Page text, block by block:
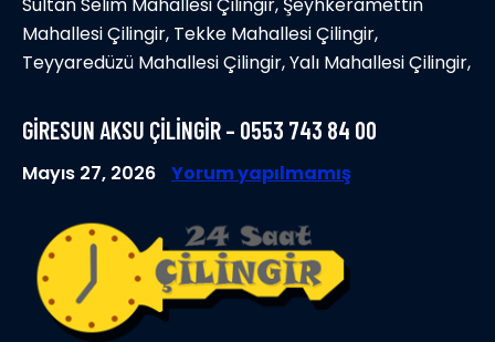
Mahallesi Çilingir, Tekke Mahallesi Çilingir,
Teyyaredüzü Mahallesi Çilingir, Yalı Mahallesi Çilingir,
GİRESUN AKSU ÇİLİNGİR – 0553 743 84 00
Mayıs 27, 2026 Yorum yapılmamış